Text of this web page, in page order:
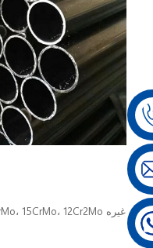
فولاد 10#، فولاد 20#، Q345B/C/D/E، 12CrMo، 15CrMo، 12Cr2Mo و غیره